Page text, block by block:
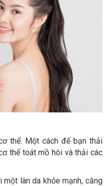
thể. Một cách đế bạn thải
thể toát mồ hôi và thải các
làn da khỏe mạnh, căng